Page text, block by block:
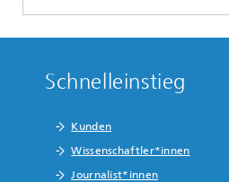
Schnelleinstieg
Kunden
Wissenschaftler*innen
Journalist*innen